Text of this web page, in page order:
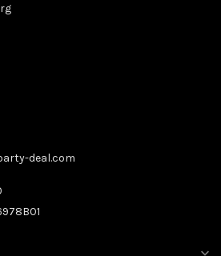
deal.com